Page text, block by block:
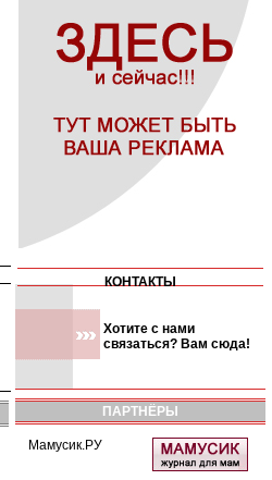
КОНТАКТЫ
Хотите с нами
связаться? Вам сюда!
ПАРТНЁРЫ
Мамусик.РУ